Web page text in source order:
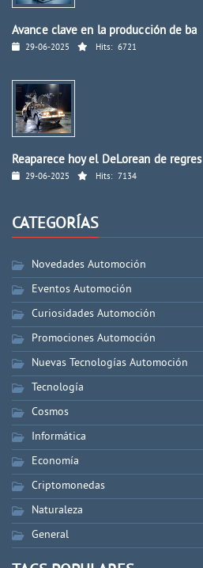
Avance clave en la producción de ba
29-06-2025 Hits: 6721
Reaparece hoy el DeLorean de regres
29-06-2025 Hits: 7134
CATEGORÍAS
Novedades Automoción
Eventos Automoción
Curiosidades Automoción
Promociones Automoción
Nuevas Tecnologías Automoción
Tecnología
Cosmos
Informática
Economía
Criptomonedas
Naturaleza
General